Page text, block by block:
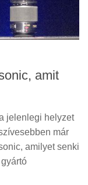
amit
jelenlegi helyzet
már
amilyet senki